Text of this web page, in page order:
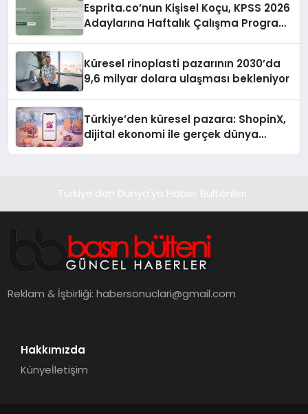
Esprita.co’nun Kişisel Koçu, KPSS 2026
Adaylarına Haftalık Çalışma Programı
Küresel rinoplasti pazarının 2030’da
9,6 milyar dolara ulaşması bekleniyor
Türkiye’den küresel pazara: ShopinX,
dijital ekonomi ile gerçek dünya
Türkiye'den Dünya'ya Haber Bültenleri..
Reklam & İşbirliği:habersonuclari@gmail.com
Hakkımızda
Künyeİletişim